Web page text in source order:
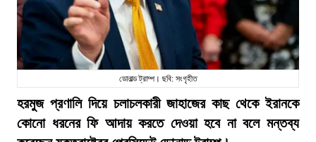
ডোনাল্ড ট্রাম্প। ছবি: সংগৃহীত
হরমুজ প্রণালি দিয়ে চলাচলকারী জাহাজের কাছ থেকে ইরানকে
কোনো ধরনের ফি আদায় করতে দেওয়া হবে না বলে মন্তব্য